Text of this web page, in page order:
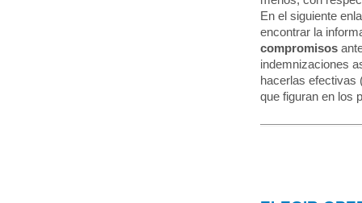
En el siguiente
encontrar la
compromisos
indemnizaciones
hacerlas efectivas
que figuran en los